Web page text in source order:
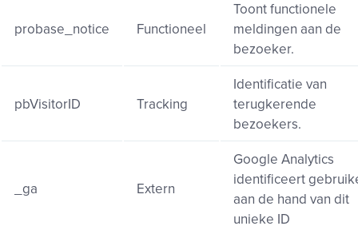
probase_notice Functioneel
Toont functionele
meldingen aan de
bezoeker.
pbVisitorID Tracking
Identificatie van
terugkerende
bezoekers.
_ga Extern
Google Analytics
identificeert
aan de hand van dit
unieke ID